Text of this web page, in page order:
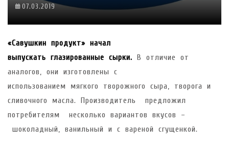
07.03.2019
«Савушкин продукт» начал
выпускать глазированные сырки. В отличие от
аналогов, они изготовлены с
использованием мягкого творожного сыра, творога и
сливочного масла. Производитель предложил
потребителям несколько вариантов вкусов –
шоколадный, ванильный и с вареной сгущенкой.